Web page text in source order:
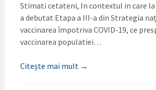
Stimati cetateni, In contextul in care
a debutat Etapa a III-a din Strategia
vaccinarea împotriva COVID-19, ce
vaccinarea populatiei…
Citește mai mult →